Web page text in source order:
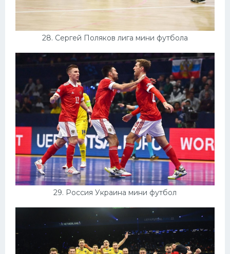
28. Сергей Поляков лига мини футбола
29. Россия Украина мини футбол